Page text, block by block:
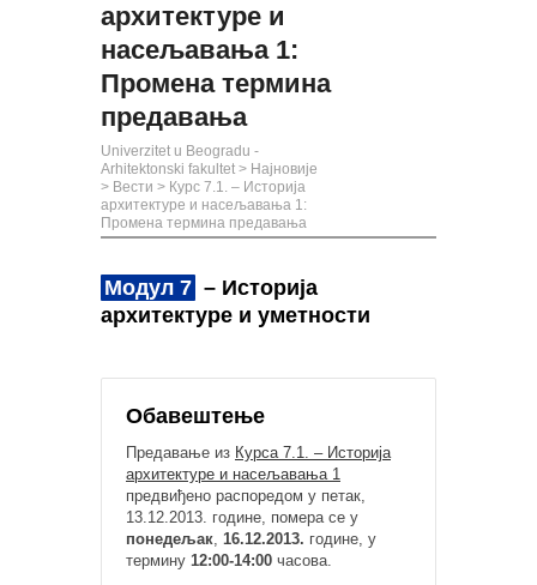
архитектуре и
насељавања 1:
Промена термина
предавања
Univerzitet u Beogradu -
Arhitektonski fakultet > Најновије
> Вести > Курс 7.1. – Историја
архитектуре и насељавања 1:
Промена термина предавања
Модул 7 – Историја
архитектуре и уметности
Обавештење
Предавање из Курса 7.1. – Историја
архитектуре и насељавања 1
предвиђено распоредом у петак,
13.12.2013. године, помера се у
понедељак, 16.12.2013. године, у
термину 12:00-14:00 часова.